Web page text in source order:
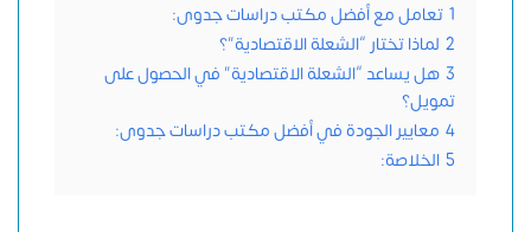
1 تعامل مع أفضل مكتب دراسات جدوى:
2 لماذا تختار “الشعلة الاقتصادية”؟
3 هل يساعد “الشعلة الاقتصادية” في الحصول على
تمويل؟
4 معايير الجودة في أفضل مكتب دراسات جدوى:
5 الخلاصة: